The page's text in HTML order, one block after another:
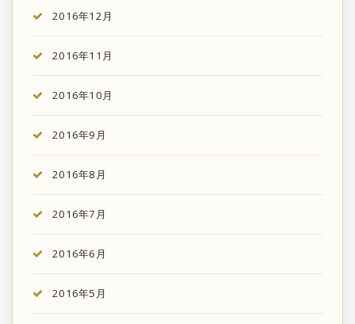
2016年12月
2016年11月
2016年10月
2016年9月
2016年8月
2016年7月
2016年6月
2016年5月